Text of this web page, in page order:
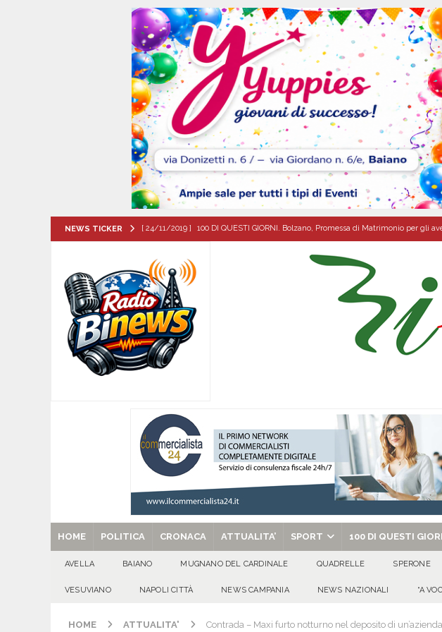
NEWS TICKER [ 24/11/2019 ] 100 DI QUESTI GIORNI. Bolzano, Promessa di Matrimonio per gli
[ 07/08/2026 ] Visciano celebra Padre Arturo D’Onofrio: due giorni di fede nel
MANIFESTAZIONI
[ 07/08/2026 ] MUGNANO DEL CARDINALE. L’Ipocrisia delle Apparenze e il
usato – abbandonato – vandalizzato e destinato al privato EVIDENZA
[ 07/08/2026 ]
una cultura collettiva. Nessuna crescita economica può prescindere dalla tutela
MANIFESTAZIONI
[ 07/08/2026 ] Casino senza KYC: cosa sono e come funzionano in Italia
[ 29/08/2025 ] SANT’Oggi. Venerdì 29 agosto la chiesa celebra il Martirio di san
HOME POLITICA CRONACA ATTUALITA’ SPORT 100 DI QUESTI
AVELLA BAIANO MUGNANO DEL CARDINALE QUADRELLE SPERONE
VESUVIANO NAPOLI CITTÀ NEWS CAMPANIA NEWS NAZIONALI “A
HOME ATTUALITA' Contrada – Maxi furto notturno nel deposito di